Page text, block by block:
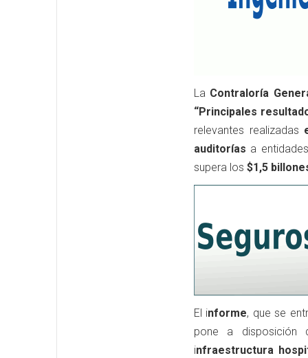
La Contraloría
“Principales
relevantes realizadas
auditorías a
supera los $1,5
El informe, que se
pone a disposición
infraestructura